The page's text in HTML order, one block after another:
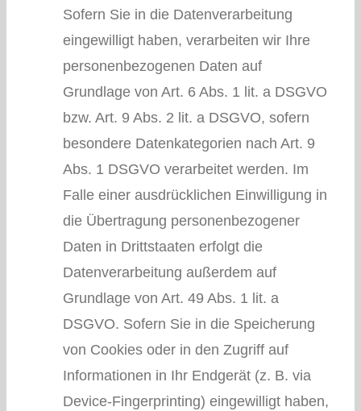
Sofern Sie in die Datenverarbeitung
eingewilligt haben, verarbeiten wir Ihre
personenbezogenen Daten auf
Grundlage von Art. 6 Abs. 1 lit. a DSGVO
bzw. Art. 9 Abs. 2 lit. a DSGVO, sofern
besondere Datenkategorien nach Art. 9
Abs. 1 DSGVO verarbeitet werden. Im
Falle einer ausdrücklichen Einwilligung in
die Übertragung personenbezogener
Daten in Drittstaaten erfolgt die
Datenverarbeitung außerdem auf
Grundlage von Art. 49 Abs. 1 lit. a
DSGVO. Sofern Sie in die Speicherung
von Cookies oder in den Zugriff auf
Informationen in Ihr Endgerät (z. B. via
Device-Fingerprinting) eingewilligt haben,